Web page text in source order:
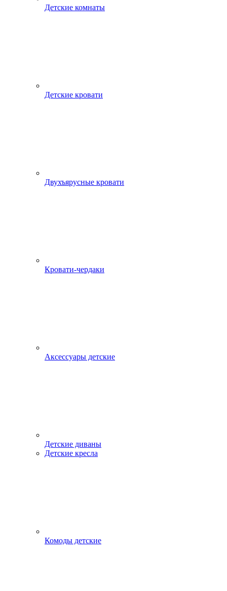
Детские комнаты
Детские кровати
Двухъярусные кровати
Кровати-чердаки
Аксессуары детские
Детские диваны
Детские кресла
Комоды детские